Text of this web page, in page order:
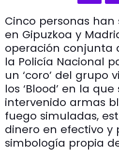
Cinco personas
en Gipuzkoa y
operación conjunta
la Policía Nacional
un ‘coro’ del grupo
los ‘Blood’ en la
intervenido armas
fuego simuladas,
dinero en efectivo y
simbología propia